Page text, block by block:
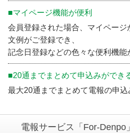
■マイページ機能が便利
会員登録された場合、マイペー
文例がご登録でき、
記念日登録などの色々な便利機能
■20通までまとめて申込みができ
最大20通までまとめて電報の申込
電報サービス「For-Denpo